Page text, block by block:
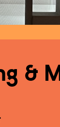
&